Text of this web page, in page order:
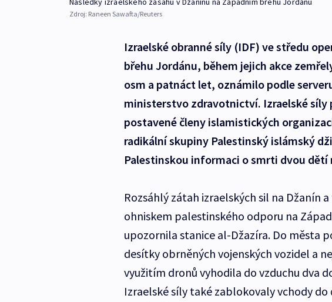
Zdroj: Raneen Sawafta/Reuters
Izraelské obranné síly (IDF) ve středu
břehu Jordánu, během jejich akce
osm a patnáct let, oznámilo podle
ministerstvo zdravotnictví. Izraelské síly
postavené členy islamistických
radikální skupiny Palestinský islámský
Palestinskou informaci o smrti dvou
Rozsáhlý zátah izraelských sil na Džanín
ohniskem palestinského odporu na
upozornila stanice al-Džazíra. Do města
desítky obrněných vojenských vozidel a
využitím dronů vyhodila do vzduchu dva
Izraelské síly také zablokovaly vchody